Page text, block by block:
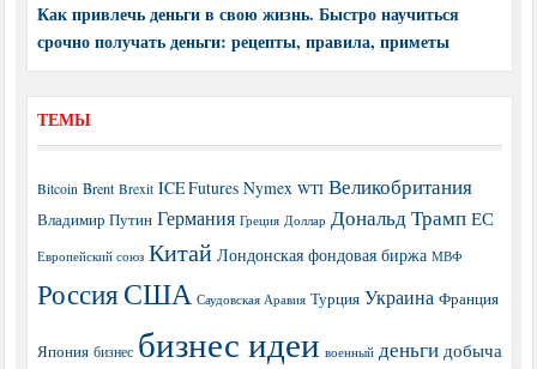
Как привлечь деньги в свою жизнь. Быстро научиться
срочно получать деньги: рецепты, правила, приметы
ТЕМЫ
Bitcoin Brent Brexit ICE Futures Nymex WTI Великобритания
Владимир Путин Германия Греция Доллар Дональд Трамп ЕС
Европейский союз Китай Лондонская фондовая биржа МВФ
РоссияСША Саудовская Аравия Турция Украина Франция
Япония бизнес бизнес идеи военный деньги добыча